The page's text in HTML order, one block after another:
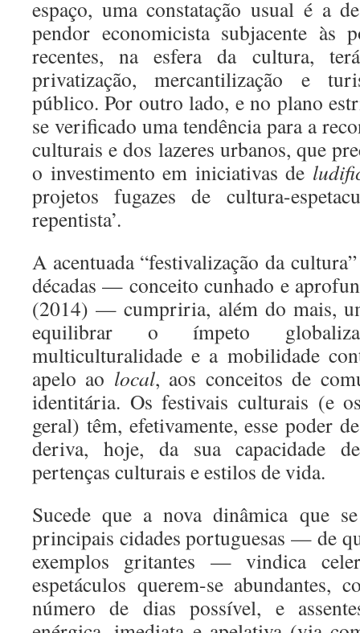
espaço, uma constatação usual é a
pendor economicista subjacente às
recentes, na esfera da cultura,
privatização, mercantilização e
público. Por outro lado, e no plano
se verificado uma tendência para a
culturais e dos lazeres urbanos, que
o investimento em iniciativas de
projetos fugazes de cultura-
repentista’.
A acentuada “festivalização da
décadas — conceito cunhado e
(2014) — cumpriria, além do mais,
equilibrar o ímpeto
multiculturalidade e a mobilidade
apelo ao local, aos conceitos de
identitária. Os festivais culturais (e
geral) têm, efetivamente, esse poder
deriva, hoje, da sua capacidade
pertenças culturais e estilos de vida.
Sucede que a nova dinâmica que
principais cidades portuguesas — de
exemplos gritantes — vindica
espetáculos querem-se abundantes,
número de dias possível, e